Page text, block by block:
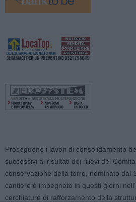
Proseguono i lavori di consolidamento
successivi ai risultati dei rilievi del
conservazione della torre, nominato dal
cantiere è impegnato in questi giorni
cerchiature di rafforzamento della